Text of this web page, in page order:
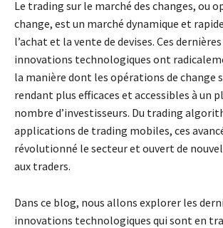
Le trading sur le marché des changes, ou
change, est un marché dynamique et
l’achat et la vente de devises. Ces
innovations technologiques ont
la manière dont les opérations de change
rendant plus efficaces et accessibles à un
nombre d’investisseurs. Du trading
applications de trading mobiles, ces
révolutionné le secteur et ouvert de
aux traders.
Dans ce blog, nous allons explorer les
innovations technologiques qui sont en